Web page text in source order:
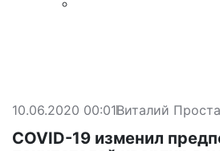
10.06.2020 00:01Виталий
COVID-19 изменил